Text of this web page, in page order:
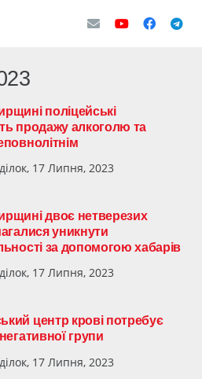
поліцейські
продажу алкоголю та
17 Липня, 2023
двоє нетверезих
уникнути
за допомогою хабарів
17 Липня, 2023
центр крові потребує
групи
17 Липня, 2023